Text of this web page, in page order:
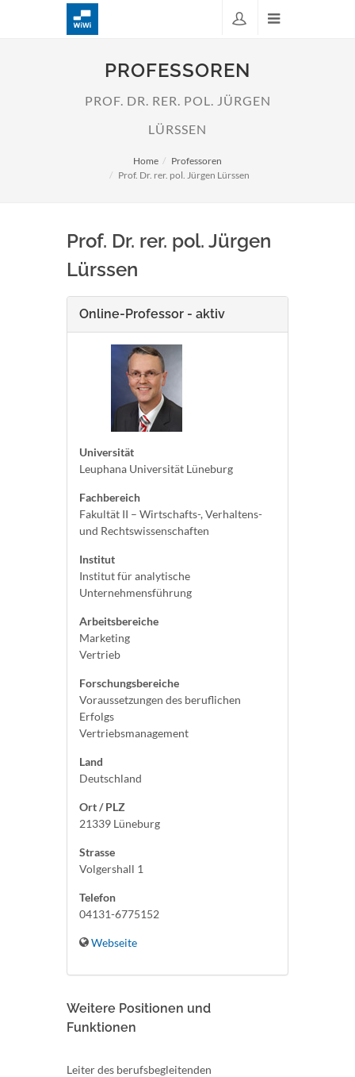
PROFESSOREN
PROF. DR. RER. POL. JÜRGEN
LÜRSSEN
Home
Professoren
Prof. Dr. rer. pol. Jürgen Lürssen
Prof. Dr. rer. pol. Jürgen
Lürssen
Online-Professor - aktiv
Universität
Leuphana Universität Lüneburg
Fachbereich
Fakultät II – Wirtschafts-, Verhaltens-
und Rechtswissenschaften
Institut
Institut für analytische
Unternehmensführung
Arbeitsbereiche
Marketing
Vertrieb
Forschungsbereiche
Voraussetzungen des beruflichen
Erfolgs
Vertriebsmanagement
Land
Deutschland
Ort / PLZ
21339 Lüneburg
Strasse
Volgershall 1
Telefon
04131-6775152
Webseite
Weitere Positionen und
Funktionen
Leiter des berufsbegleitenden